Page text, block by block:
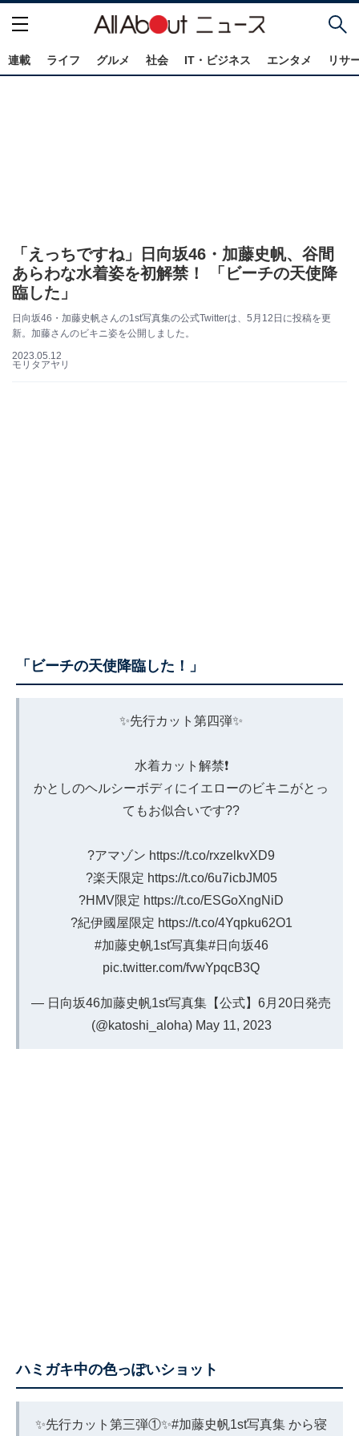
連載 ライフ グルメ 社会 IT・ビジネス エンタメ リサ
「えっちですね」日向坂46・加藤史帆、谷間
あらわな水着姿を初解禁！ 「ビーチの天使降
臨した」
日向坂46・加藤史帆さんの1st写真集の公式Twitterは、5月12日に投稿を更
新。加藤さんのビキニ姿を公開しました。
2023.05.12
モリタアヤリ
「ビーチの天使降臨した！」
✨先行カット第四弾✨
水着カット解禁❗️
かとしのヘルシーボディにイエローのビキニがとっ
てもお似合いです??
?アマゾン https://t.co/rxzelkvXD9
?楽天限定 https://t.co/6u7icbJM05
?HMV限定 https://t.co/ESGoXngNiD
?紀伊國屋限定 https://t.co/4Yqpku62O1
#加藤史帆1st写真集#日向坂46
pic.twitter.com/fvwYpqcB3Q
— 日向坂46加藤史帆1st写真集【公式】6月20日発売
(@katoshi_aloha) May 11, 2023
ハミガキ中の色っぽいショット
✨先行カット第三弾①✨#加藤史帆1st写真集 から寝